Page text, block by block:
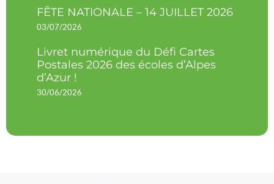
FÊTE NATIONALE – 14 JUILLET 2026
03/07/2026
Livret numérique du Défi Cartes
Postales 2026 des écoles d’Alpes
d’Azur !
30/06/2026